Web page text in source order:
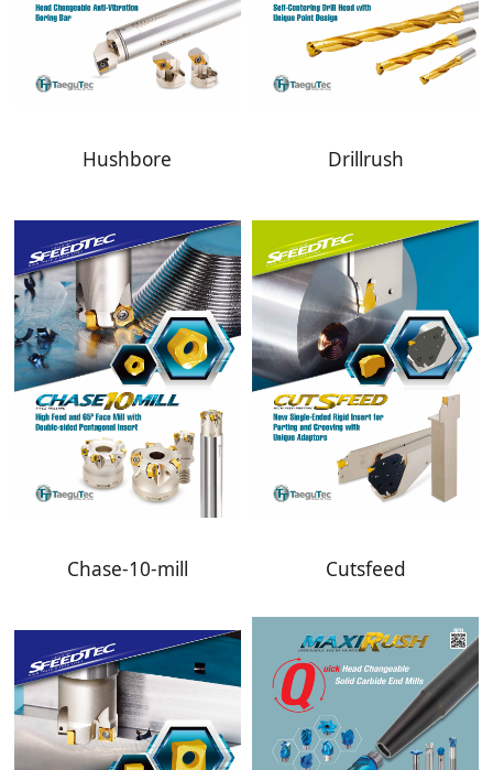
Hushbore Drillrush
Chase-10-mill Cutsfeed